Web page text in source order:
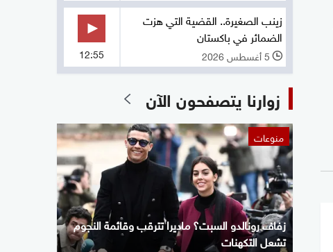
زينب الصغيرة.. القضية التي هزت
الضمائر في باكستان
l 5 أغسطس 2026 12:55
زوارنا يتصفحون الآن
منوعات
زفاف رونالدو السبت؟ ماديرا تترقب وقائمة النجوم
تشعل التكهنات